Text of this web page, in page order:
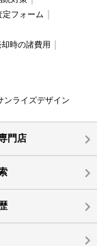
定フォーム
時の諸費用
ンライズデザイン
門店